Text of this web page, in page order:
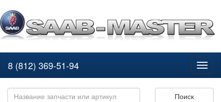
8 (812) 369-51-94
Поиск